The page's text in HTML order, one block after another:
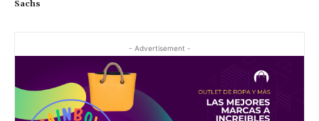
Sachs
- Advertisement -